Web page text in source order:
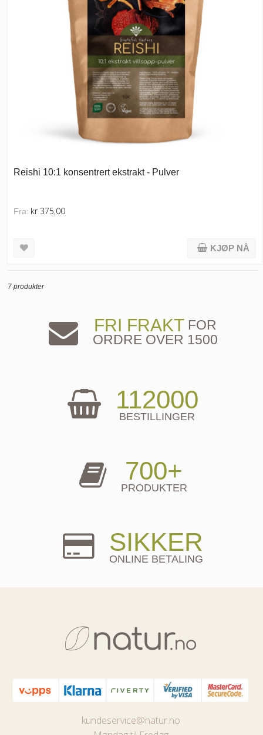
Reishi 10:1 konsentrert ekstrakt - Pulver
Fra: kr 375,00
KJØP NÅ
7 produkter
FRI FRAKTFOR
ORDRE OVER 1500
112000
BESTILLINGER
700+
PRODUKTER
SIKKER
ONLINE BETALING
kundeservice@natur.no